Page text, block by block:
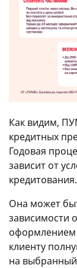
Как видим,
кредитных
Годовая
зависит от
кредитования.
Она может
зависимости
оформлением
клиенту
на выбранный